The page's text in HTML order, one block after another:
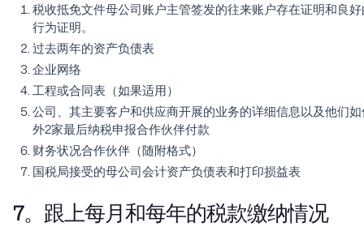
税收抵免文件母公司账户主管签发的往来账户存在证明和良
行为证明。
过去两年的资产负债表
企业网络
工程或合同表（如果适用）
公司、其主要客户和供应商开展的业务的详细信息以及他们
外2家最后纳税申报合作伙伴付款
财务状况合作伙伴（随附格式）
国税局接受的母公司会计资产负债表和打印损益表
7。跟上每月和每年的税款缴纳情况